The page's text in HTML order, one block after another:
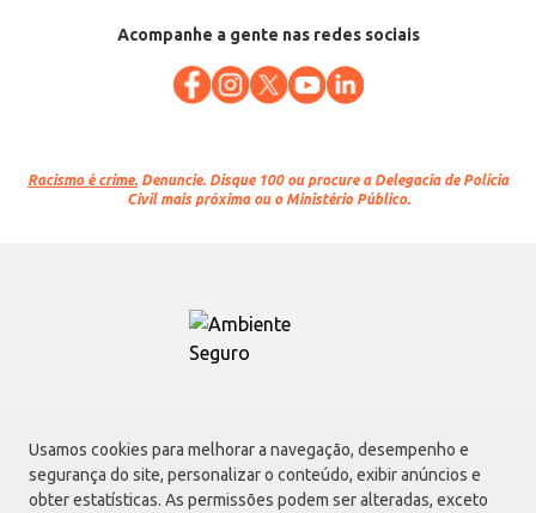
Usamos cookies para melhorar a navegação, desempenho e
segurança do site, personalizar o conteúdo, exibir anúncios e
obter estatísticas. As permissões podem ser alteradas, exceto
Acompanhe a gente nas redes sociais
Racismo é crime. Denuncie. Disque 100 ou procure a Delegacia de Polícia
Civil mais próxima ou o Ministério Público.
Atacadão S.A.
Avenida Morvan Dias de Figueiredo, 6169, Vila Maria, São Paulo - SP | CEP
02170-901 | CNPJ: 75.315.333/0001-09